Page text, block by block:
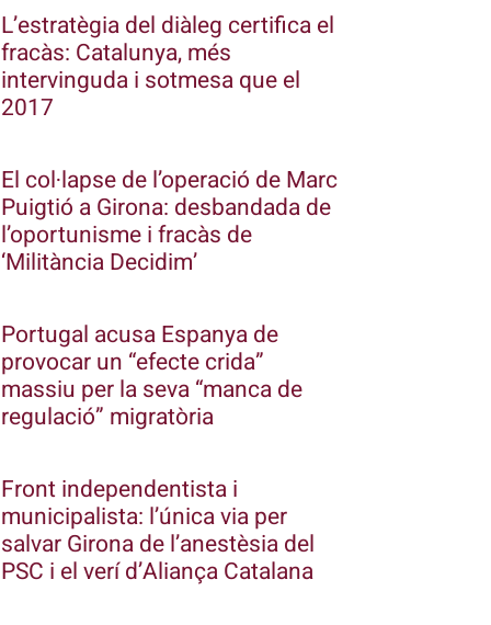
L’estratègia del diàleg certifica el
fracàs: Catalunya, més
intervinguda i sotmesa que el
2017
El col·lapse de l’operació de Marc
Puigtió a Girona: desbandada de
l’oportunisme i fracàs de
‘Militància Decidim’
Portugal acusa Espanya de
provocar un “efecte crida”
massiu per la seva “manca de
regulació” migratòria
Front independentista i
municipalista: l’única via per
salvar Girona de l’anestèsia del
PSC i el verí d’Aliança Catalana